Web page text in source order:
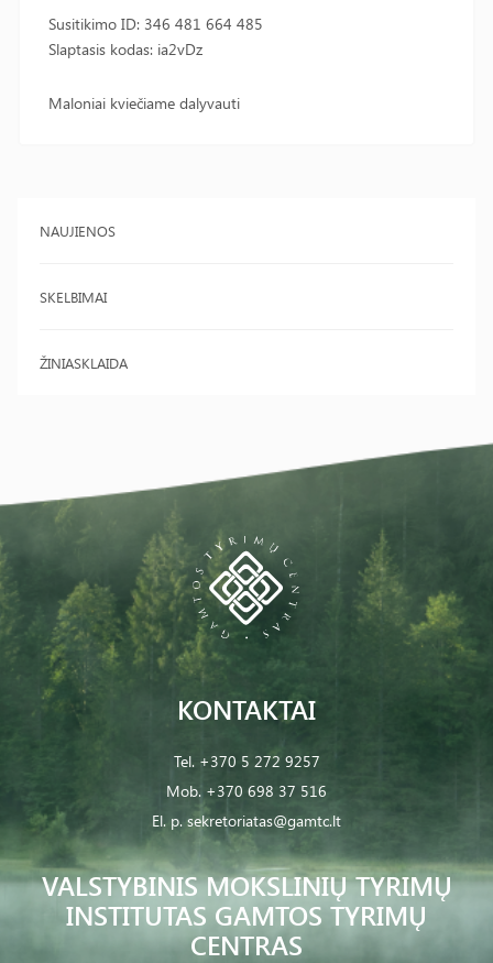
NAUJIENOS
SKELBIMAI
ŽINIASKLAIDA
Susitikimo ID: 346 481 664 485
Slaptasis kodas: ia2vDz
Maloniai kviečiame dalyvauti
VALSTYBINIS MOKSLINIŲ TYRIMŲ
INSTITUTAS GAMTOS TYRIMŲ
CENTRAS
KONTAKTAI
Tel. +370 5 272 9257
Mob. +370 698 37 516
El. p. sekretoriatas@gamtc.lt